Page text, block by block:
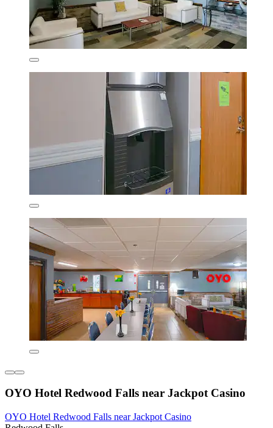
OYO Hotel Redwood Falls near Jackpot Casino
OYO Hotel Redwood Falls near Jackpot Casino